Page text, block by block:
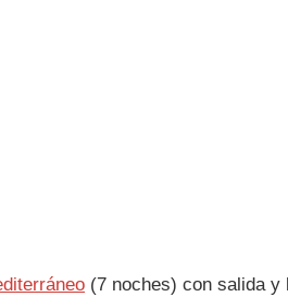
(7 noches) con salida y